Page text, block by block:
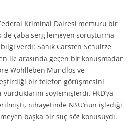
Kriminal Dairesi memuru bir
de çaba sergilemeyen soruşturma
verdi: Sanık Carsten Schultze
ile arasında geçen bir konuşmadan
Wohlleben Mundlos ve
bir telefon görüşmesini
söylemişlerdi. FKD’ya
nihayetinde NSU’nun işlediği
başka bir suç söz konusuydı.